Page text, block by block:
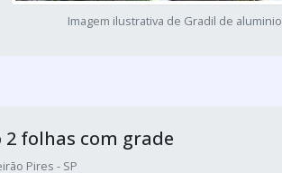
Imagem ilustrativa de Gradil de aluminio
folhas com grade
Pires - SP